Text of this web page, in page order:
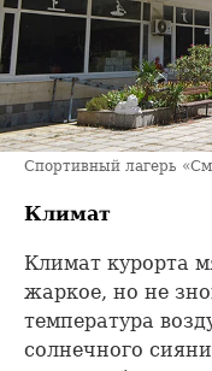
Спортивный лагерь
Климат
Климат курорта
жаркое, но не
температура
солнечного